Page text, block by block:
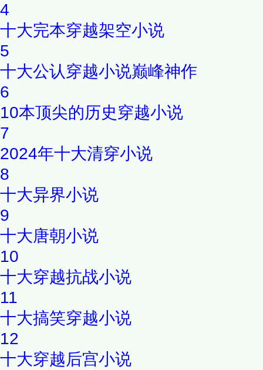
4
十大完本穿越架空小说
5
十大公认穿越小说巅峰神作
6
10本顶尖的历史穿越小说
7
2024年十大清穿小说
8
十大异界小说
9
十大唐朝小说
10
十大穿越抗战小说
11
十大搞笑穿越小说
12
十大穿越后宫小说